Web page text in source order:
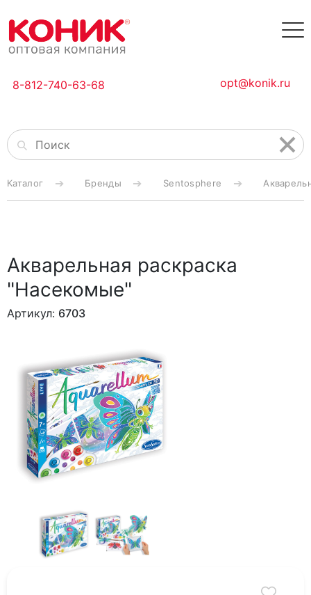
8-812-740-63-68 opt@konik.ru
Каталог Бренды Sentosphere
Акварельная раскраска
"Насекомые"
Артикул: 6703